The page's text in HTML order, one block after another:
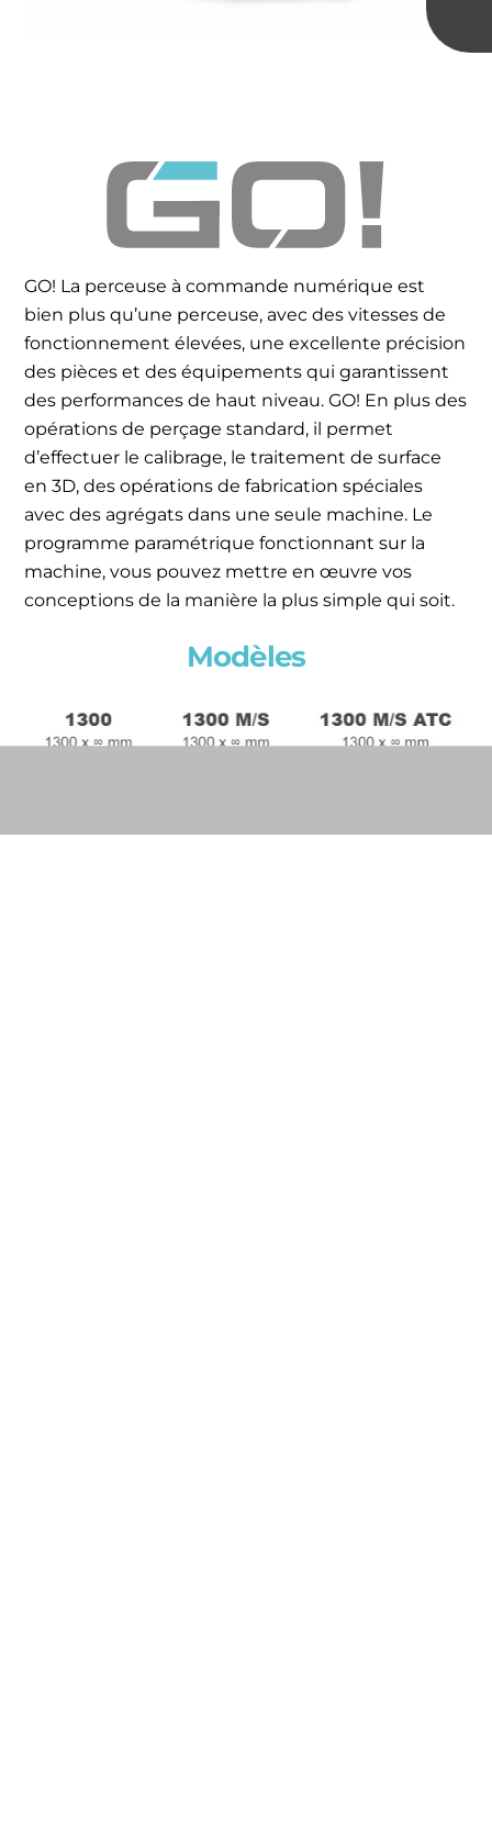
GO! La perceuse à commande numérique est
bien plus qu’une perceuse, avec des vitesses de
fonctionnement élevées, une excellente précision
des pièces et des équipements qui garantissent
des performances de haut niveau. GO! En plus des
opérations de perçage standard, il permet
d’effectuer le calibrage, le traitement de surface
en 3D, des opérations de fabrication spéciales
avec des agrégats dans une seule machine. Le
programme paramétrique fonctionnant sur la
machine, vous pouvez mettre en œuvre vos
conceptions de la manière la plus simple qui soit.
Modèles